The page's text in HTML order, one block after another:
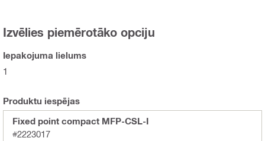
Izvēlies piemērotāko opciju
Iepakojuma lielums
1
Produktu iespējas
Fixed point compact MFP-CSL-I
#2223017